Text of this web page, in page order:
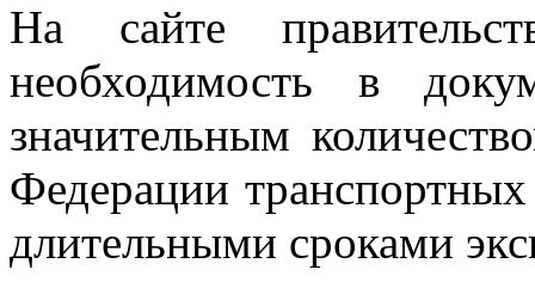
На сайте
необходимость в
значительным
Федерации
длительными сроками